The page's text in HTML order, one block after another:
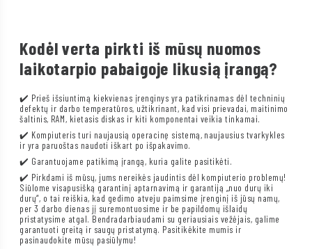
Kodėl verta pirkti iš mūsų nuomos
laikotarpio pabaigoje likusią įrangą?
✔️ Prieš išsiuntimą kiekvienas įrenginys yra patikrinamas dėl techninių
defektų ir darbo temperatūros, užtikrinant, kad visi prievadai, maitinimo
šaltinis, RAM, kietasis diskas ir kiti komponentai veikia tinkamai.
✔️ Kompiuteris turi naujausią operacinę sistemą, naujausius tvarkykles
ir yra paruoštas naudoti iškart po išpakavimo.
✔️ Garantuojame patikimą įrangą, kuria galite pasitikėti.
✔️ Pirkdami iš mūsų, jums nereikės jaudintis dėl kompiuterio problemų!
Siūlome visapusišką garantinį aptarnavimą ir garantiją „nuo durų iki
durų“, o tai reiškia, kad gedimo atveju paimsime įrenginį iš jūsų namų,
per 3 darbo dienas jį suremontuosime ir be papildomų išlaidų
pristatysime atgal. Bendradarbiaudami su geriausiais vežėjais, galime
garantuoti greitą ir saugų pristatymą. Pasitikėkite mumis ir
pasinaudokite mūsų pasiūlymu!